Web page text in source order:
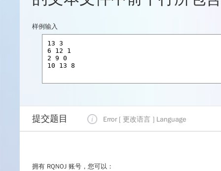
样例输入
提交题目 Error [ 更改语言 ] Language
拥有 RQNOJ 账号，您可以：